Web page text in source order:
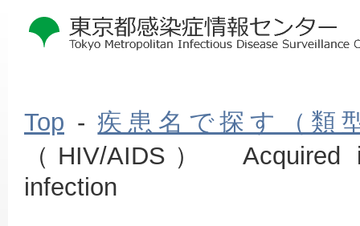
Top - 疾患名で探す（類
（HIV/AIDS） Acquired
infection